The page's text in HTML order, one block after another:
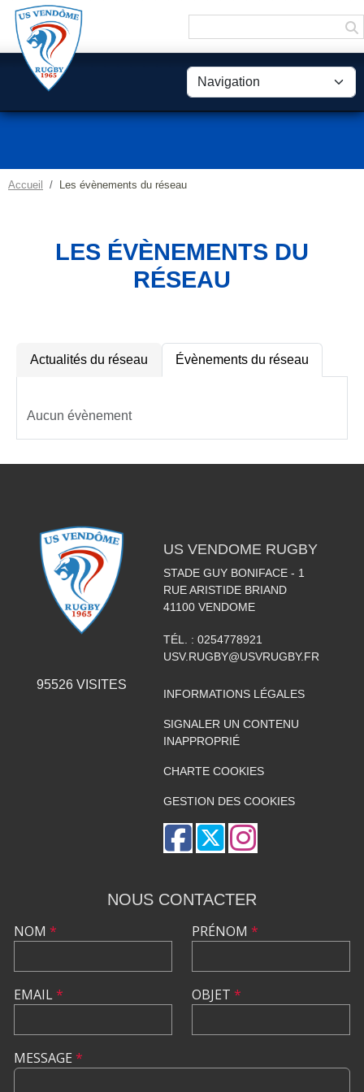
Accueil Les évènements du réseau
LES ÉVÈNEMENTS DU
RÉSEAU
Actualités du réseau Évènements du réseau
Aucun évènement
95526VISITES
US VENDOME RUGBY
STADE GUY BONIFACE - 1
RUE ARISTIDE BRIAND
41100 VENDOME
TÉL. : 0254778921
USV.RUGBY@USVRUGBY.FR
INFORMATIONS LÉGALES
SIGNALER UN CONTENU
INAPPROPRIÉ
CHARTE COOKIES
GESTION DES COOKIES
NOUS CONTACTER
NOM *
EMAIL*
PRÉNOM *
OBJET *
MESSAGE *
Panneau de gestion des cookies